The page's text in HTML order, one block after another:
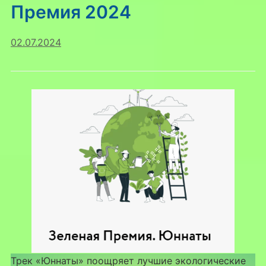
Премия 2024
02.07.2024
Трек «Юннаты» поощряет лучшие экологические